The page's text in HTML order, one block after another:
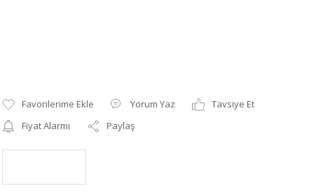
Yorum Yaz
Tavsiye Et
Fiyat Alarmı
Paylaş